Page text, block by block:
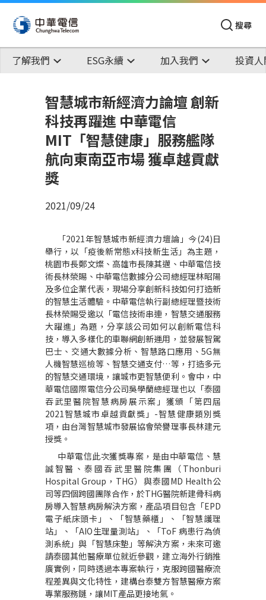
搜尋
了解我們 ESG永續 加入我們 投資
智慧城市新經濟力論壇 創新
科技再躍進 中華電信
MIT「智慧健康」服務艦隊
航向東南亞市場 獲卓越貢獻
獎
2021/09/24
「2021年智慧城市新經濟力壇論」今(24)日
舉行，以「疫後新常態x科技新生活」為主題，
桃園市長鄭文燦、高雄市長陳其邁、中華電信技
術長林榮賜、中華電信數據分公司總經理林昭陽
及多位企業代表，現場分享創新科技如何打造新
的智慧生活體驗。中華電信執行副總經理暨技術
長林榮賜受邀以「電信技術串連，智慧交通服務
大躍進」為題，分享該公司如何以創新電信科
技，導入多樣化的車聯網創新運用，並發展智駕
巴士、交通大數據分析、智慧路口應用、5G無
人機智慧巡檢等、智慧交通支付…等，打造多元
的智慧交通環境，讓城市更智慧便利。會中，中
華電信國際電信分公司吳學蘭總經理也以「泰國
吞武里醫院智慧病房展示案」獲頒「第四屆
2021智慧城市卓越貢獻獎」 -智慧健康類別獎
項，由台灣智慧城市發展協會榮譽理事長林建元
授獎。
中華電信此次獲獎專案，是由中華電信、慧
誠智醫、泰國吞武里醫院集團（ Thonburi
Hospital Group ， THG）與泰國MD Health公
司等四個跨國團隊合作，於THG醫院新建骨科病
房導入智慧病房解決方案，產品項目包含「EPD
電子紙床頭卡」、「智慧藥櫃」、「智慧護理
站」、「AIO生理量測站」、「ToF 病患行為偵
測系統」與「智慧床墊」等解決方案，未來可邀
請泰國其他醫療單位就近參觀，建立海外行銷推
廣實例，同時透過本專案執行，克服跨國醫療流
程差異與文化特性，建構台泰雙方智慧醫療方案
專業服務鏈，讓MIT產品更接地氣。